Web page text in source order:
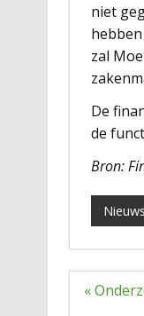
niet
zal
De
de
Bron:
Nieuws
Bericht
«